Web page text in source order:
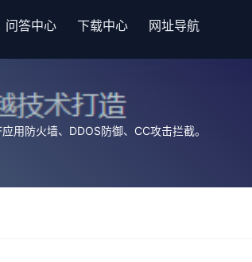
问答中心 下载中心 网址导航
用防火墙、DDOS防御、CC攻击拦截。